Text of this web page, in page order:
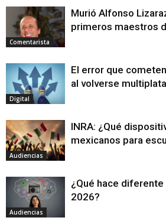
Comentarista
Murió Alfonso
primeros maestros
Digital
El error que
al volverse
Audiencias
INRA: ¿Qué
mexicanos para
Audiencias
¿Qué hace diferente
2026?